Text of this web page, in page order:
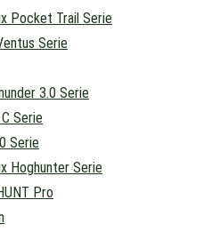
Pocket Trail Serie
Serie
3.0 Serie
Serie
Serie
Hoghunter Serie
Pro